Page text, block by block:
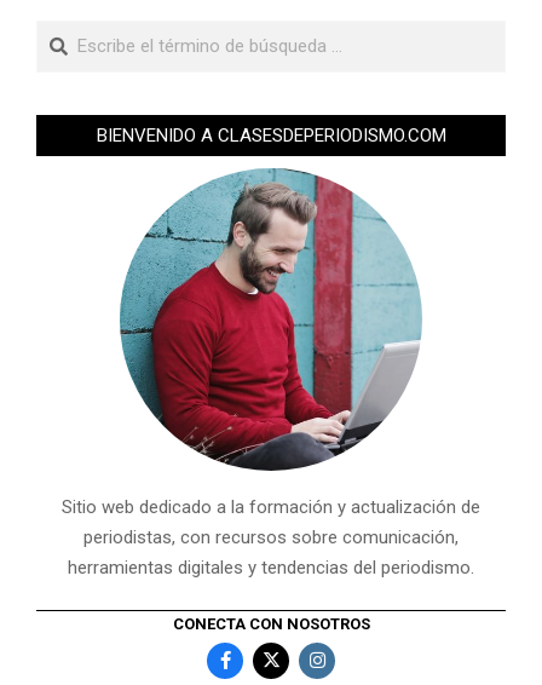
BIENVENIDO A CLASESDEPERIODISMO.COM
Sitio web dedicado a la formación y actualización de
periodistas, con recursos sobre comunicación,
herramientas digitales y tendencias del periodismo.
CONECTA CON NOSOTROS